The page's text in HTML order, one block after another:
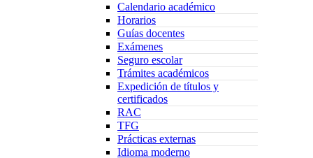
Calendario académico
Horarios
Guías docentes
Exámenes
Seguro escolar
Trámites académicos
Expedición de títulos y
certificados
RAC
TFG
Prácticas externas
Idioma moderno